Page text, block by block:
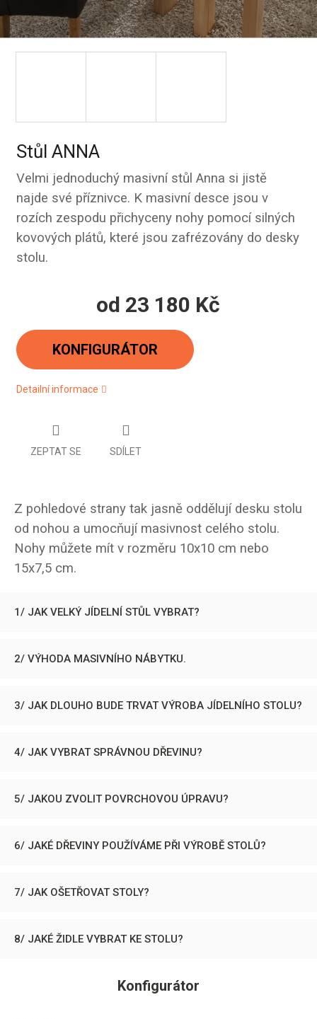
Stůl ANNA
Velmi jednoduchý masivní stůl Anna si jistě
najde své příznivce. K masivní desce jsou v
rozích zespodu přichyceny nohy pomocí silných
kovových plátů, které jsou zafrézovány do desky
stolu.
od 23 180 Kč
Měrná
cena:
KONFIGURÁTOR
Detailní informace
ZEPTAT SE SDÍLET
Z pohledové strany tak jasně oddělují desku stolu
od nohou a umocňují masivnost celého stolu.
Nohy můžete mít v rozměru 10x10 cm nebo
15x7,5 cm.
1/ JAK VELKÝ JÍDELNÍ STŮL VYBRAT?
2/ VÝHODA MASIVNÍHO NÁBYTKU.
3/ JAK DLOUHO BUDE TRVAT VÝROBA JÍDELNÍHO STOLU?
4/ JAK VYBRAT SPRÁVNOU DŘEVINU?
5/ JAKOU ZVOLIT POVRCHOVOU ÚPRAVU?
6/ JAKÉ DŘEVINY POUŽÍVÁME PŘI VÝROBĚ STOLŮ?
7/ JAK OŠETŘOVAT STOLY?
8/ JAKÉ ŽIDLE VYBRAT KE STOLU?
Konfigurátor